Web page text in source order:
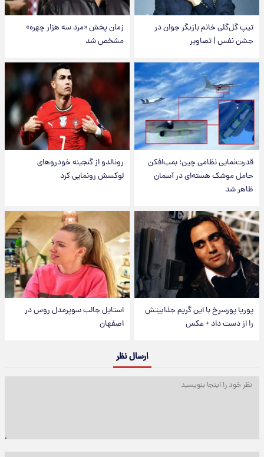
تیپ گل‌گلی خانم بازیگر جوان در
جشن نفس | تصاویر
زمان پخش «مرد سه هزار چهره»
مشخص شد
قدرت‌نمایی نظامی چین؛ بمب‌افکن
حامل موشک هسته‌ای در آسمان
ظاهر شد
رونالدو از گنجینه خودروهای
لوکسش رونمایی کرد
پوریا پورسرخ با این گریم جذابیتش
را از دست داد + عکس
استایل جالب سوپرمدل روس در
اصفهان
ارسال نظر